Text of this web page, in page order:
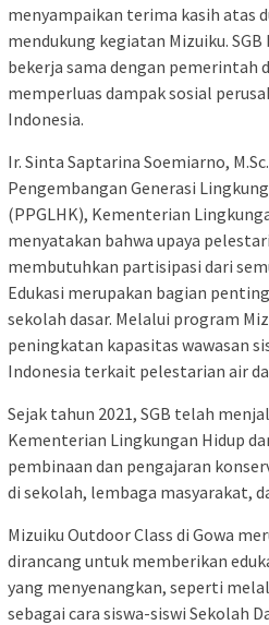
menyampaikan terima kasih atas
mendukung kegiatan Mizuiku.
bekerja sama dengan pemerintah
memperluas dampak sosial
Indonesia.
Ir. Sinta Saptarina Soemiarno,
Pengembangan Generasi
(PPGLHK), Kementerian
menyatakan bahwa upaya
membutuhkan partisipasi dari
Edukasi merupakan bagian
sekolah dasar. Melalui program
peningkatan kapasitas wawasan
Indonesia terkait pelestarian air
Sejak tahun 2021, SGB telah
Kementerian Lingkungan Hidup
pembinaan dan pengajaran
di sekolah, lembaga masyarakat,
Mizuiku Outdoor Class di Gowa
dirancang untuk memberikan
yang menyenangkan, seperti
sebagai cara siswa-siswi Sekolah